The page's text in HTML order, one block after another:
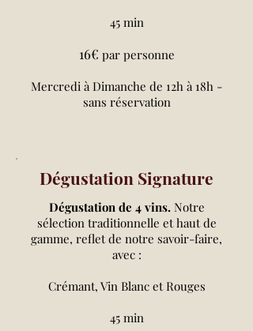
45 min
16€ par personne
Mercredi à Dimanche de 12h à 18h -
sans réservation
Dégustation Signature
Dégustation de 4 vins. Notre
sélection traditionnelle et haut de
gamme, reflet de notre savoir-faire,
avec :
Crémant, Vin Blanc et Rouges
45 min